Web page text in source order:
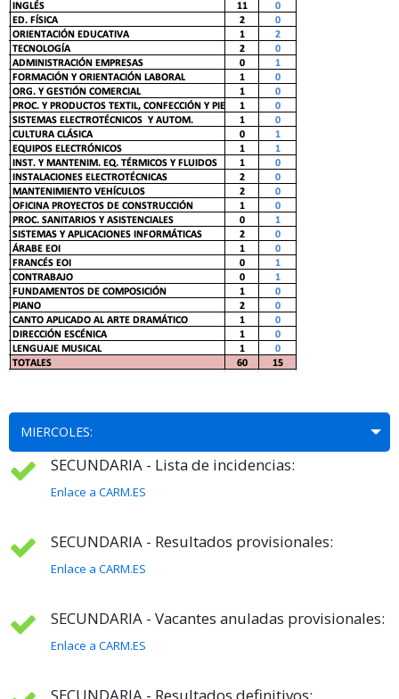
MIERCOLES:
SECUNDARIA - Lista de incidencias:
Enlace a CARM.ES
SECUNDARIA - Resultados provisionales:
Enlace a CARM.ES
SECUNDARIA - Vacantes anuladas provisionales:
Enlace a CARM.ES